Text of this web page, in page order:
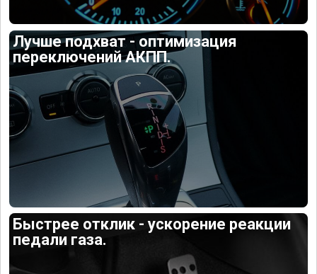
Лучше подхват - оптимизация
переключений АКПП.
Быстрее отклик - ускорение реакции
педали газа.